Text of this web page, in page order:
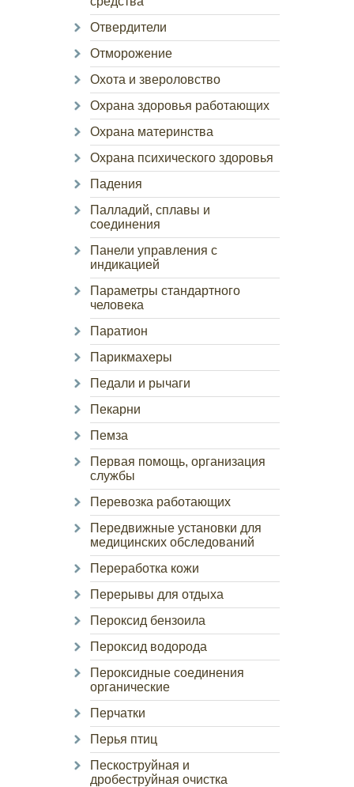
Отвердители
Отморожение
Охота и звероловство
Охрана здоровья работающих
Охрана материнства
Охрана психического здоровья
Падения
Палладий, сплавы и
соединения
Панели управления с
индикацией
Параметры стандартного
человека
Паратион
Парикмахеры
Педали и рычаги
Пекарни
Пемза
Первая помощь, организация
службы
Перевозка работающих
Передвижные установки для
медицинских обследований
Переработка кожи
Перерывы для отдыха
Пероксид бензоила
Пероксид водорода
Пероксидные соединения
органические
Перчатки
Перья птиц
Пескоструйная и
дробеструйная очистка